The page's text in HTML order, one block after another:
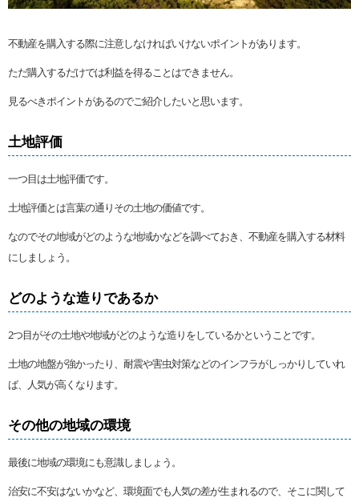
不動産を購入する際に注意しなければいけないポイントがあります。
ただ購入するだけでは利益を得ることはできません。
見るべきポイントがあるのでご紹介したいと思います。
土地評価
一つ目は土地評価です。
土地評価とは言葉の通りその土地の価値です。
なのでその地域がどのような地域かなどを調べておき、不動産を購入する材料
にしましょう。
どのような造りであるか
2つ目がその土地や地域がどのような造りをしているかということです。
土地の地盤が強かったり、耐震や害虫対策などのインフラがしっかりしていれ
ば、人気が高くなります。
その他の地域の環境
最後に地域の環境にも意識しましょう。
治安に不安はないかなど、環境面でも人気の差が生まれるので、そこに関して